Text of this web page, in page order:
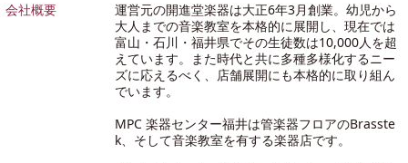
会社概要
運営元の開進堂楽器は大正6年3月創業。幼児から
大人までの音楽教室を本格的に展開し、現在では
富山・石川・福井県でその生徒数は10,000人を超
えています。また時代と共に多種多様化するニー
ズに応えるべく、店舗展開にも本格的に取り組ん
でいます。
MPC 楽器センター福井は管楽器フロアのBrasste
k、そして音楽教室を有する楽器店です。